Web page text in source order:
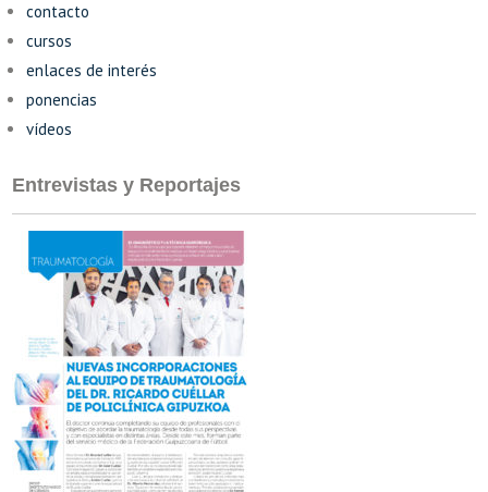
contacto
cursos
enlaces de interés
ponencias
vídeos
Entrevistas y Reportajes